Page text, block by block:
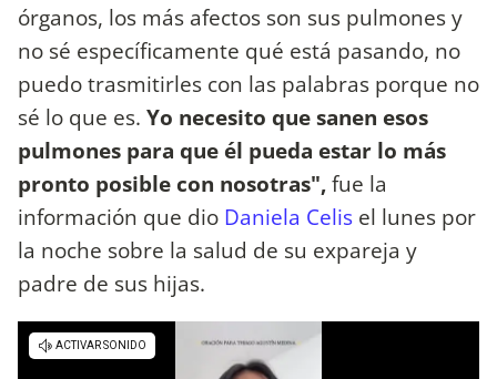
órganos, los más afectos son sus pulmones y
no sé específicamente qué está pasando, no
puedo trasmitirles con las palabras porque no
sé lo que es. Yo necesito que sanen esos
pulmones para que él pueda estar lo más
pronto posible con nosotras",fue la
información que dio Daniela Celis el lunes por
la noche sobre la salud de su expareja y
padre de sus hijas.